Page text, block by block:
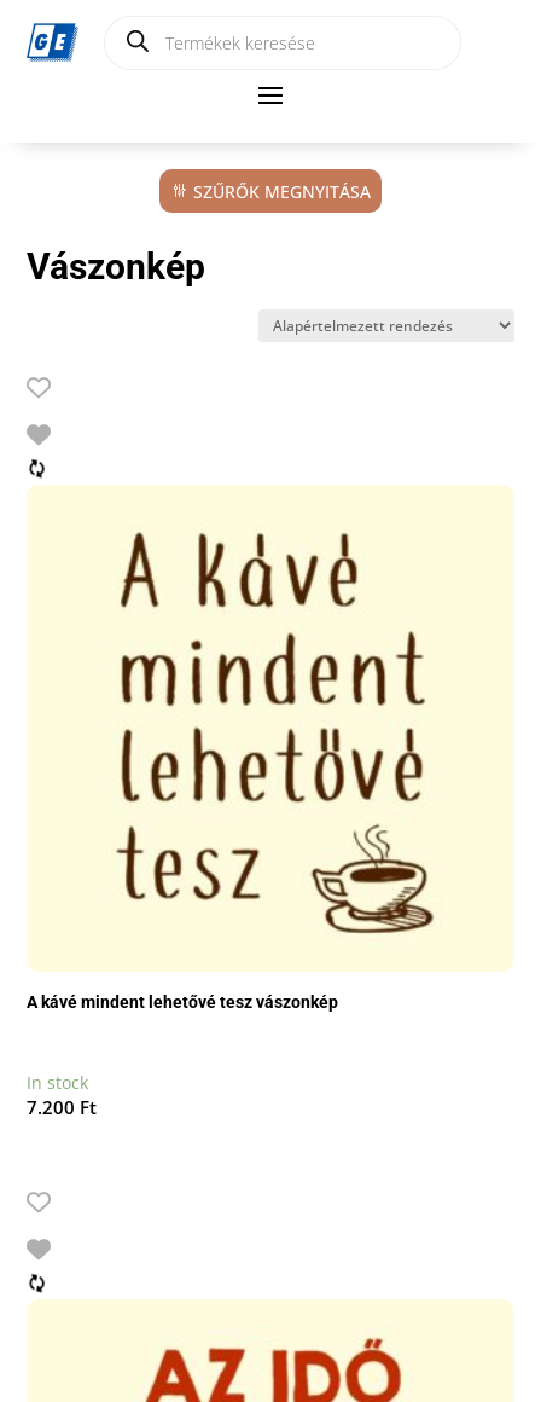
search
SZŰRŐK MEGNYITÁSA
Vászonkép
A kávé mindent lehetővé tesz vászonkép
In stock
7.200 Ft